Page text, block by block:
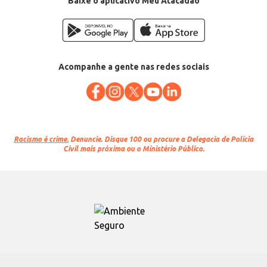
Acompanhe a gente nas redes sociais
Racismo é crime. Denuncie. Disque 100 ou procure a Delegacia de Polícia
Civil mais próxima ou o Ministério Público.